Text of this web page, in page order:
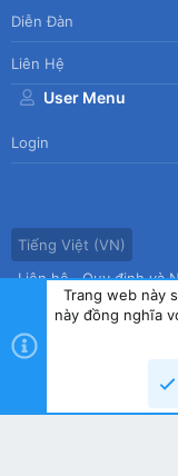
Diễn Đàn
Liên Hệ
User Menu
Login
Tiếng Việt (VN)
Liên hệ
Quy định và
Trang chủ
R
Trang web này
này đồng nghĩa